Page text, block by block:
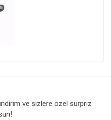
veya görüntülenemiyor.
bulunuyor.
ve sizlere özel sürpriz